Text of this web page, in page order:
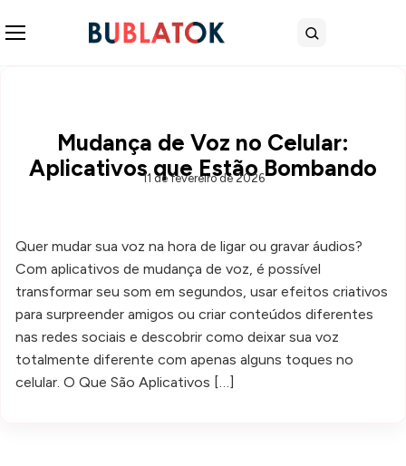
Buscar
Mudança de Voz no Celular:
Aplicativos que Estão Bombando
11 de fevereiro de 2026
Quer mudar sua voz na hora de ligar ou gravar áudios?
Com aplicativos de mudança de voz, é possível
transformar seu som em segundos, usar efeitos criativos
para surpreender amigos ou criar conteúdos diferentes
nas redes sociais e descobrir como deixar sua voz
totalmente diferente com apenas alguns toques no
celular. O Que São Aplicativos […]